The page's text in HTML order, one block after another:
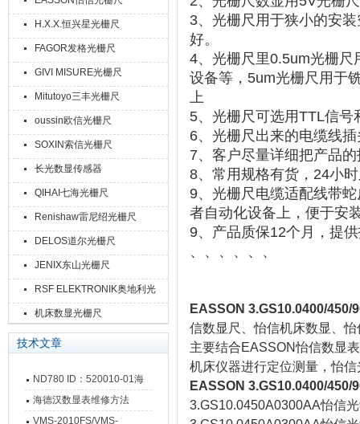
H.X.X.恒兴星光栅尺
FAGOR发格光栅尺
GIVI MISURE光栅尺
Mitutoyo三丰光栅尺
oussin欧信光栅尺
SOXIN索信光栅尺
长光数显传感器
QIHAI七海光栅尺
Renishaw雷尼绍光栅尺
DELOS道尔光栅尺
JENIX东山光栅尺
RSF ELEKTRONIK奥地利光
栅尺
机床数显光栅尺
技术文章
ND780 ID：520010-01海
德汉数显表故障维修内容
海德汉数显表维修方法
VMS-2010FS/VMS-
3、 光栅尺用于狭小的安装
好。
4、 光栅尺里0.5um光栅尺
设备等 ， 5um光栅尺用于
上
5、 光栅尺可选用TTL信号
6、光栅尺出来的电缆线
7、客户尽量详细把产品
8、常用规格有货， 24小
9、光栅尺电缆适配线带
者自动化设备上，便于安
9、产品质保12个月，提
、、、、、、
EASSON 3.GS10.0400/450/
信数显尺、怡信机床数显、
主要结合EASSON怡信数显
机床仪器进行定位测量，怡
EASSON 3.GS10.0400/450/
3.GS10.0450A0300AA怡信